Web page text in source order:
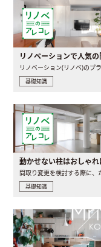
基礎知識
基礎知識